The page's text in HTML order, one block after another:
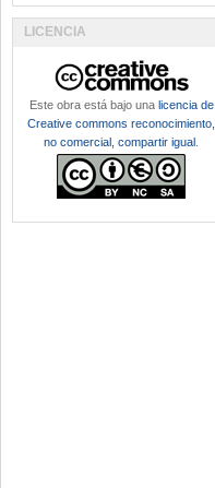
LICENCIA
Este obra está bajo una licencia de
Creative commons reconocimiento,
no comercial, compartir igual